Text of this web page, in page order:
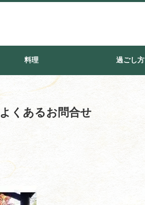
料理 過ごし方
よくあるお問合せ